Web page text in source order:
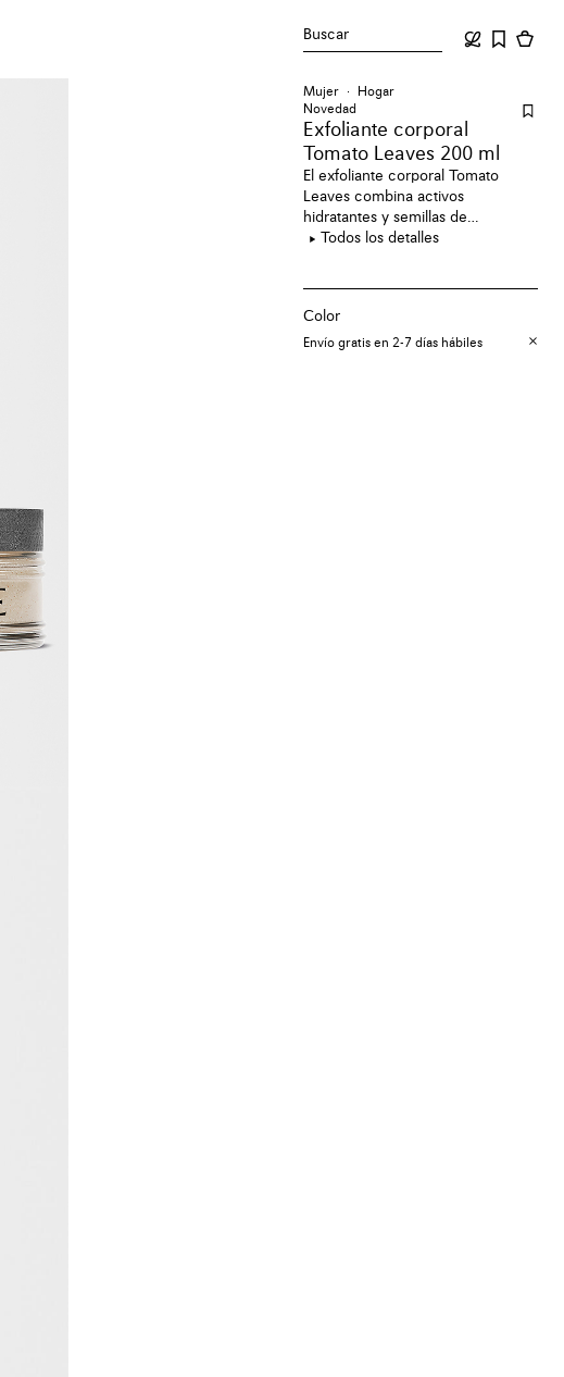
Buscar
Mujer
Hogar
Novedad
Exfoliante corporal
Tomato Leaves 200 ml
El exfoliante corporal Tomato
Leaves combina activos
hidratantes y semillas de
albaricoque finamente molidas
Todos los detalles
Color
Envío gratis en 2-7 días hábiles